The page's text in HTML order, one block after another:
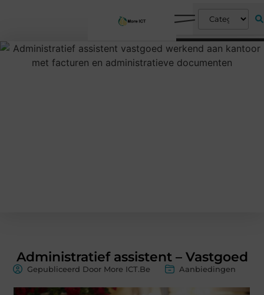
Administratief assistent – Vastgoed
Gepubliceerd Door More ICT.Be Aanbiedingen